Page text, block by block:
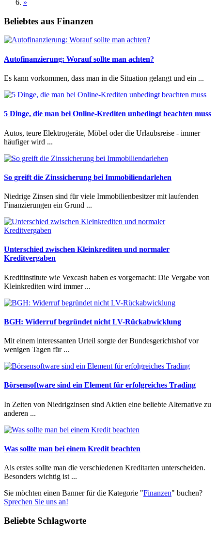
»
Beliebtes aus Finanzen
Autofinanzierung: Worauf sollte man achten?
Es kann vorkommen, dass man in die Situation gelangt und ein ...
5 Dinge, die man bei Online-Krediten unbedingt beachten muss
Autos, teure Elektrogeräte, Möbel oder die Urlaubsreise - immer
häufiger wird ...
So greift die Zinssicherung bei Immobiliendarlehen
Niedrige Zinsen sind für viele Immobilienbesitzer mit laufenden
Finanzierungen ein Grund ...
Unterschied zwischen Kleinkrediten und normaler
Kreditvergaben
Kreditinstitute wie Vexcash haben es vorgemacht: Die Vergabe von
Kleinkrediten wird immer ...
BGH: Widerruf begründet nicht LV-Rückabwicklung
Mit einem interessanten Urteil sorgte der Bundesgerichtshof vor
wenigen Tagen für ...
Börsensoftware sind ein Element für erfolgreiches Trading
In Zeiten von Niedrigzinsen sind Aktien eine beliebte Alternative zu
anderen ...
Was sollte man bei einem Kredit beachten
Als erstes sollte man die verschiedenen Kreditarten unterscheiden.
Besonders wichtig ist ...
Sie möchten einen Banner für die Kategorie "Finanzen" buchen?
Sprechen Sie uns an!
Beliebte Schlagworte